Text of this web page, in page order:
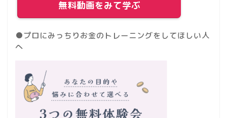
無料動画をみて学ぶ
●プロにみっちりお金のトレーニングをしてほしい人
へ